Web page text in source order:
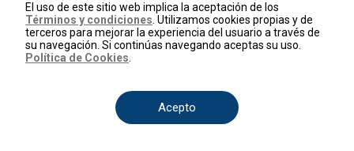
Teléfono+57 (601) 426 92 92
Términos y condiciones
© 2026, RCN Medios.
El uso de este sitio web implica la aceptación de los
Términos y condiciones . Utilizamos cookies propias y de
terceros para mejorar la experiencia del usuario a través de
su navegación. Si continúas navegando aceptas su uso.
Política de Cookies
Acepto